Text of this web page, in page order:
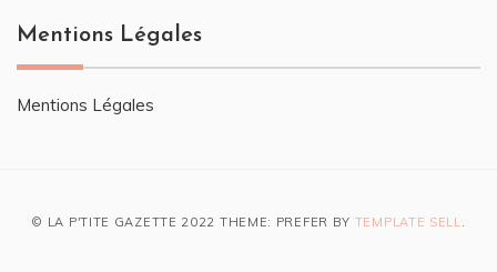
Mentions Légales
Mentions Légales
© LA P'TITE GAZETTE 2022 THEME: PREFER BY TEMPLATE SELL